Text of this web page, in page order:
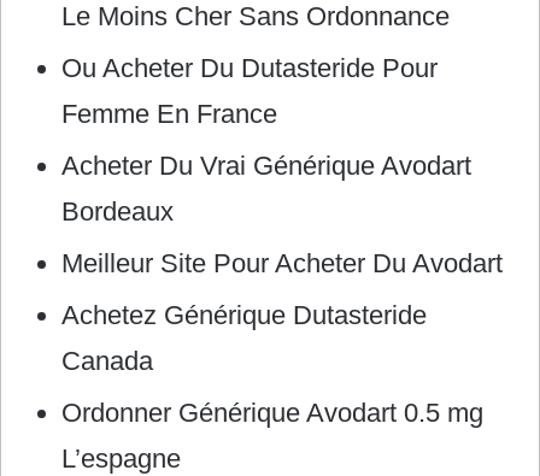
Le Moins Cher Sans Ordonnance
Ou Acheter Du Dutasteride Pour
Femme En France
Acheter Du Vrai Générique Avodart
Bordeaux
Meilleur Site Pour Acheter Du Avodart
Achetez Générique Dutasteride
Canada
Ordonner Générique Avodart 0.5 mg
L’espagne